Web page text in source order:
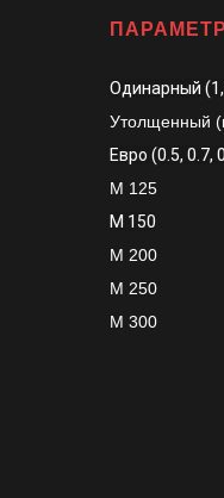
Одинарный
Утолщенный
Евро (0.5, 0.7,
М 125
М 150
М 200
М 250
М 300